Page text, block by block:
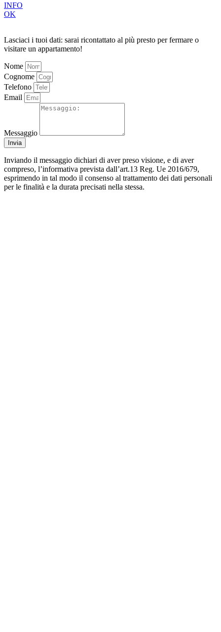
INFO
OK
Lasciaci i tuoi dati: sarai ricontattato al più presto per fermare o
visitare un appartamento!
Nome
Cognome
Telefono
Email
Messaggio
Invia
Inviando il messaggio dichiari di aver preso visione, e di aver
compreso, l’informativa prevista dall’art.13 Reg. Ue 2016/679,
esprimendo in tal modo il consenso al trattamento dei dati personali
per le finalità e la durata precisati nella stessa.